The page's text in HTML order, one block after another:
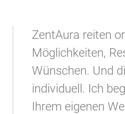
ZentAura reiten
Möglichkeiten,
Wünschen. Und
individuell. Ich
Ihrem eigenen